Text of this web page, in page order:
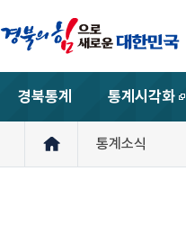
경북통계
통계시각화
통계소식